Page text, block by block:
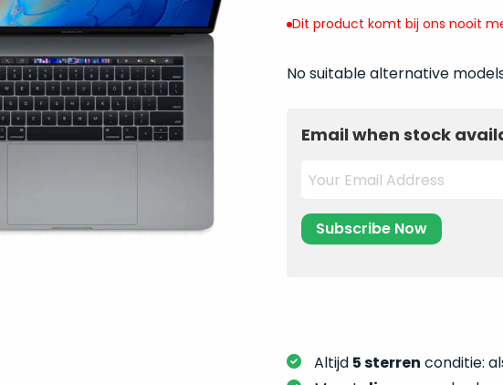
Dit product komt bij ons nooit
No suitable alternative
Email when stock
Altijd 5 sterren conditie: